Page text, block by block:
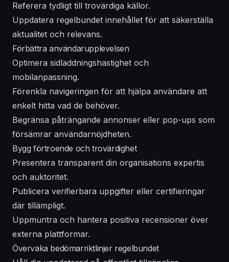
Referera tydligt till trovärdiga källor.
Uppdatera regelbundet innehållet för att säkerställa
aktualitet och relevans.
Förbättra användarupplevelsen
Optimera sidladdningshastighet och
mobilanpassning.
Förenkla navigeringen för att hjälpa användare att
enkelt hitta vad de behöver.
Begränsa påträngande annonser eller pop-ups som
försämrar användarnöjdheten.
Bygg förtroende och trovärdighet
Presentera transparent din organisations expertis
och auktoritet.
Publicera verifierbara uppgifter eller certifieringar
där tillämpligt.
Uppmuntra och hantera positiva recensioner över
externa plattformar.
Övervaka bedömarriktlinjer regelbundet